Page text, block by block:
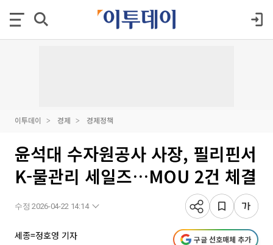
이투데이 경제 경제정책
윤석대 수자원공사 사장, 필리핀서
K-물관리 세일즈…MOU 2건 체결
수정 2026-04-22 14:14
세종=정호영 기자 구글 선호매체 추가